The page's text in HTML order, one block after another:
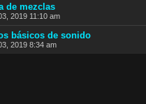
de mezclas
2019 11:10 am
básicos de sonido
2019 8:34 am